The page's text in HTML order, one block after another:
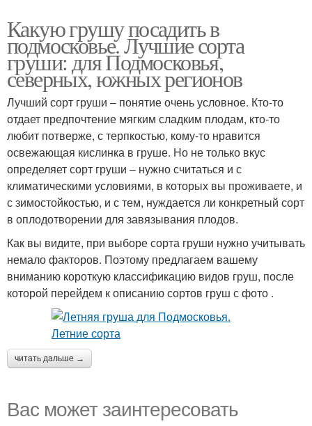
Какую грушу посадить в
подмосковье. Лучшие сорта
груши: для Подмосковья,
северных, южных регионов
Лучший сорт груши – понятие очень условное. Кто-то
отдает предпочтение мягким сладким плодам, кто-то
любит потверже, с терпкостью, кому-то нравится
освежающая кислинка в груше. Но не только вкус
определяет сорт груши – нужно считаться и с
климатическими условиями, в которых вы проживаете, и
с зимостойкостью, и с тем, нуждается ли конкретный сорт
в оплодотворении для завязывания плодов.
Как вы видите, при выборе сорта груши нужно учитывать
немало факторов. Поэтому предлагаем вашему
вниманию короткую классификацию видов груш, после
которой перейдем к описанию сортов груш с фото .
читать дальше →
Вас может заинтересовать